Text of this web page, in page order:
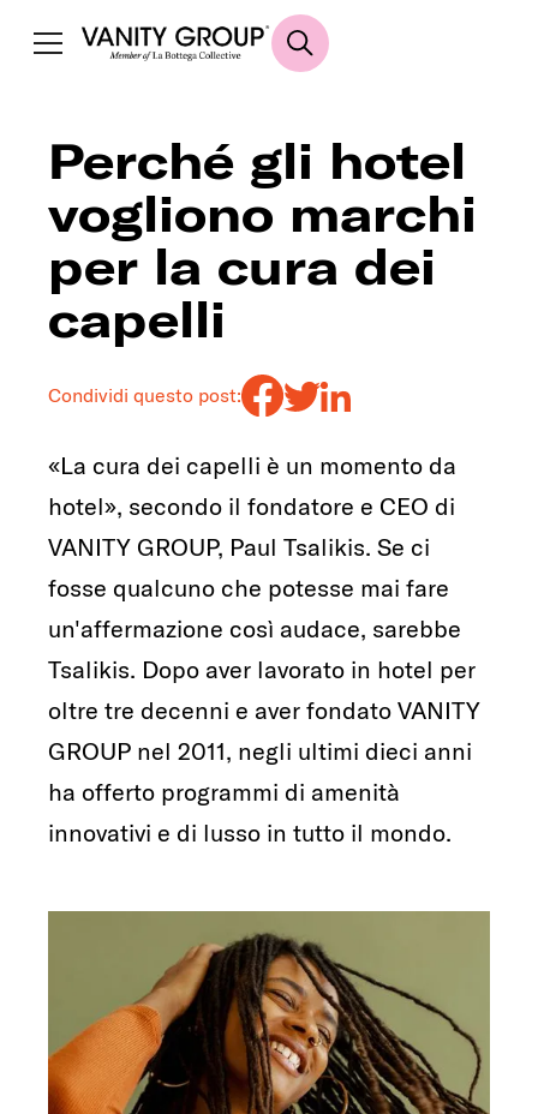
Perché gli hotel
vogliono marchi
per la cura dei
capelli
Condividi questo post:
«La cura dei capelli è un momento da
hotel», secondo il fondatore e CEO di
VANITY GROUP, Paul Tsalikis. Se ci
fosse qualcuno che potesse mai fare
un'affermazione così audace, sarebbe
Tsalikis. Dopo aver lavorato in hotel per
oltre tre decenni e aver fondato VANITY
GROUP nel 2011, negli ultimi dieci anni
ha offerto programmi di amenità
innovativi e di lusso in tutto il mondo.